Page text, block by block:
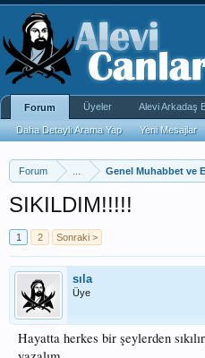
Forum Genel Muhabbet ve
SIKILDIM!!!!!
1 2 Sonraki >
sıla
Üye
Hayatta herkes bir şeylerden
Forum
Daha Detaylı Arama Yap Yeni Mesajlar
Üyeler Alevi Arkadaş